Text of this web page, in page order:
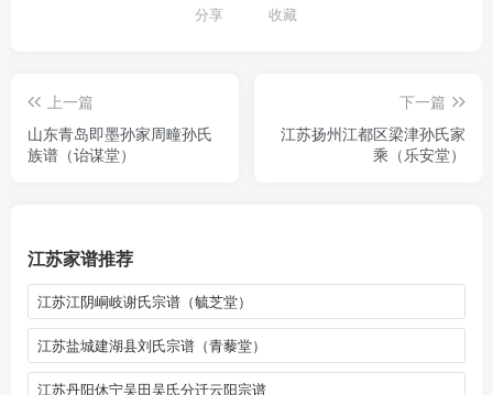
分享 收藏
上一篇
山东青岛即墨孙家周疃孙氏
族谱（诒谋堂）
下一篇
江苏扬州江都区梁津孙氏家
乘（乐安堂）
江苏家谱推荐
江苏江阴峒岐谢氏宗谱（毓芝堂）
江苏盐城建湖县刘氏宗谱（青藜堂）
江苏丹阳休宁吴田吴氏分迁云阳宗谱